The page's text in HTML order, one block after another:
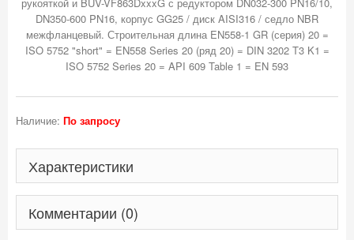
DN350-600 PN16, корпус GG25 / диск AISI316 / седло NBR
межфланцевый. Строительная длина EN558-1 GR (серия) 20 =
ISO 5752 "short" = EN558 Series 20 (ряд 20) = DIN 3202 T3 K1 =
Наличие: По запросу
Характеристики
Комментарии (0)